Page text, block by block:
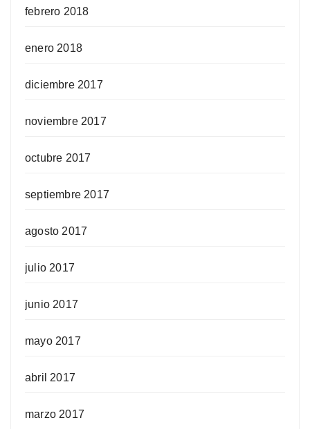
febrero 2018
enero 2018
diciembre 2017
noviembre 2017
octubre 2017
septiembre 2017
agosto 2017
julio 2017
junio 2017
mayo 2017
abril 2017
marzo 2017